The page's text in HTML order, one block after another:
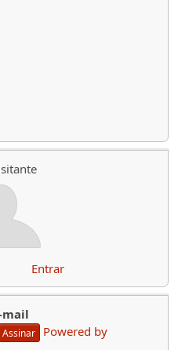
Entrar
mail
Assinar Powered by